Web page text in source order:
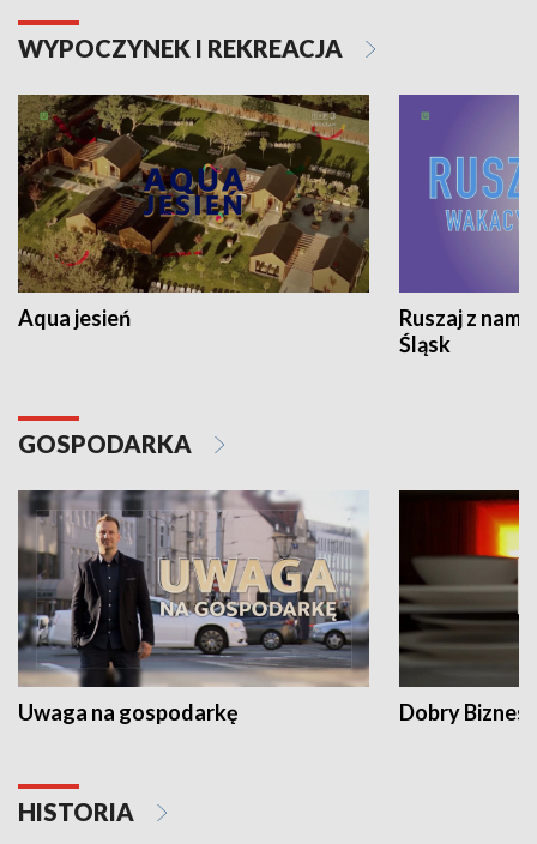
WYPOCZYNEK I REKREACJA
Aqua jesień
Ruszaj z
Śląsk
GOSPODARKA
Uwaga na gospodarkę Dobry Biznes
HISTORIA